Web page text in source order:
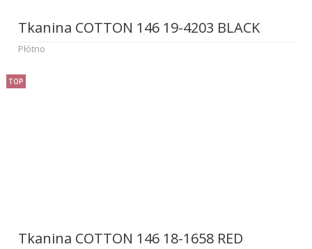
Tkanina COTTON 146 19-4203 BLACK
Płótno
TOP
Tkanina COTTON 146 18-1658 RED